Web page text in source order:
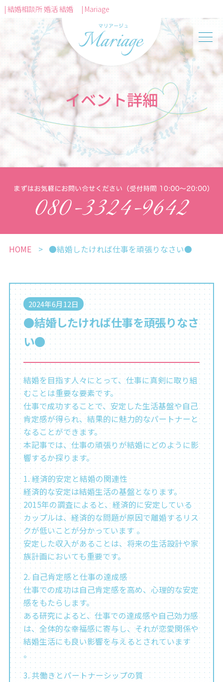
| 結婚相談所 婚活 結婚 | Mariage
イベント詳細
HOME ●結婚したければ仕事を頑張りなさい●
2024年6月12日
●結婚したければ仕事を頑張りなさ
い●
結婚を目指す人々にとって、仕事に真剣に取り組
むことは重要な要素です。
仕事で成功することで、安定した生活基盤や自己
肯定感が得られ、結果的に魅力的なパートナーと
なることができます。
本記事では、仕事の頑張りが結婚にどのように影
響するか探ります。
1. 経済的安定と結婚の関連性
経済的な安定は結婚生活の基盤となります。
2015年の調査によると、経済的に安定している
カップルは、経済的な問題が原因で離婚するリス
クが低いことが分かっています 。
安定した収入があることは、将来の生活設計や家
族計画においても重要です。
2. 自己肯定感と仕事の達成感
仕事での成功は自己肯定感を高め、心理的な安定
感をもたらします。
ある研究によると、仕事での達成感や自己効力感
は、全体的な幸福感に寄与し、それが恋愛関係や
結婚生活にも良い影響を与えるとされています
。
3. 共働きとパートナーシップの質